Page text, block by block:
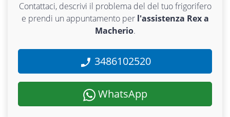
Contattaci, descrivi il problema del del tuo frigorifero
e prendi un appuntamento per l'assistenza Rex a
Macherio.
3486102520
WhatsApp